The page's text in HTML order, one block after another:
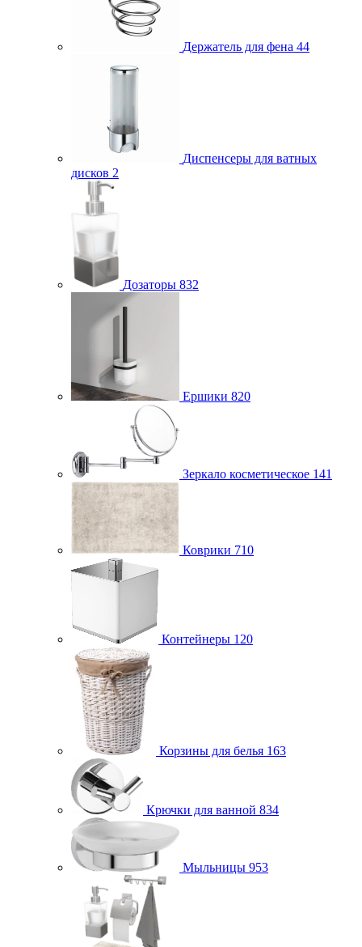
Держатель для фена 44
Диспенсеры для ватных
дисков 2
Дозаторы 832
Ершики 820
Зеркало косметическое 141
Коврики 710
Контейнеры 120
Корзины для белья 163
Крючки для ванной 834
Мыльницы 953